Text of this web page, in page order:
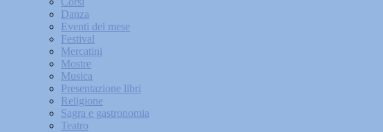
Danza
Eventi del mese
Festival
Mercatini
Mostre
Musica
Presentazione libri
Religione
Sagra e gastronomia
Teatro